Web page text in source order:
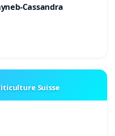
Cassandra
Suisse